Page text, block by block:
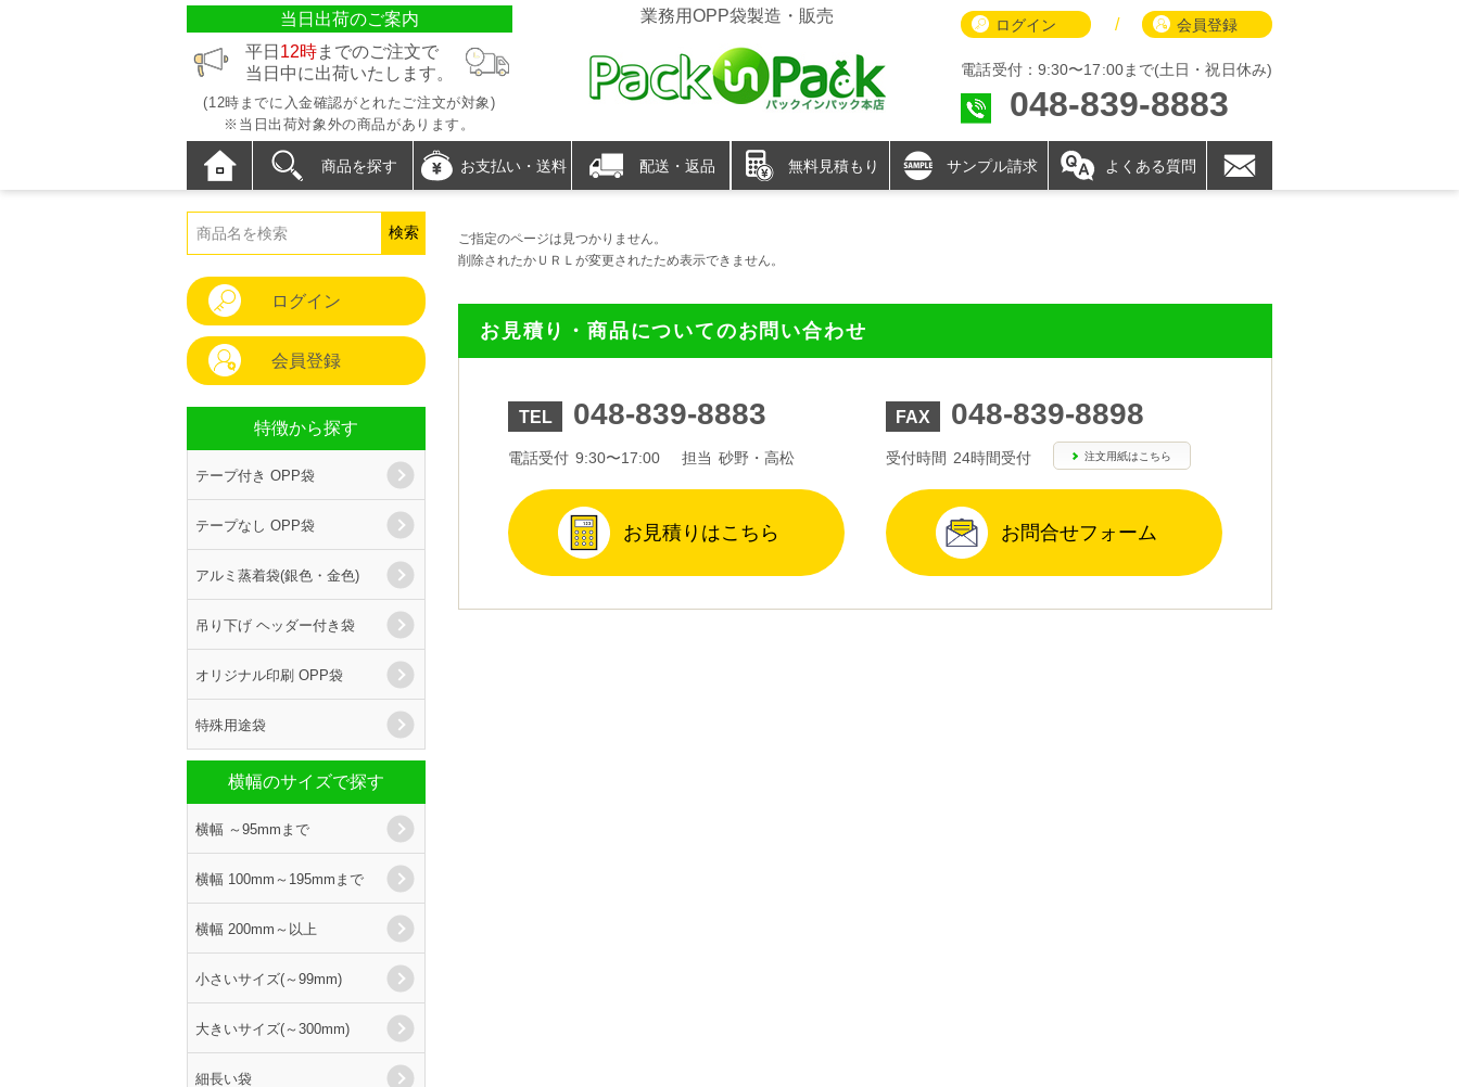
当日出荷のご案内
平日 12時までのご注文で
当日中に出荷いたします。
(12時までに入金確認がとれたご注文が対象)
※当日出荷対象外の商品があります。
業務用OPP袋製造・販売 ログイン / 会員登録
電話受付：9:30〜17:00まで(土日・祝日休み)
048-839-8883
商品を探す お支払い・送料 配送・返品 無料見積もり サンプル請求 よくある質問
ご指定のページは見つかりません。
削除されたかＵＲＬが変更されたため表示できません。
お見積り・商品についてのお問い合わせ
TEL 048-839-8883
電話受付 9:30〜17:00 担当 砂野・高松
お見積りはこちら
FAX 048-839-8898
受付時間 24時間受付 注文用紙はこちら
お問合せフォーム
ログイン
会員登録
特徴から探す
テープ付き OPP袋
テープなし OPP袋
アルミ蒸着袋(銀色・金色)
吊り下げ ヘッダー付き袋
オリジナル印刷 OPP袋
特殊用途袋
横幅のサイズで探す
横幅 ～95mmまで
横幅 100mm～195mmまで
横幅 200mm～以上
小さいサイズ(～99mm)
大きいサイズ(～300mm)
細長い袋